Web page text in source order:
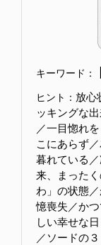
キーワード：
ヒント： 放心
ッキングな
／一目惚れ
こにあらず
暮れている
来、まった
わ」の状態
憶喪失／か
しい幸せな
／ソードの３